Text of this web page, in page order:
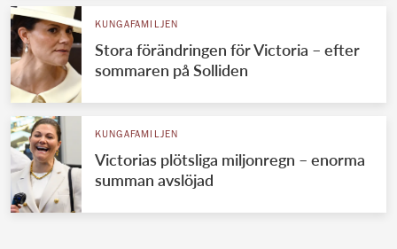
KUNGAFAMILJEN
Stora förändringen för Victoria – efter
sommaren på Solliden
KUNGAFAMILJEN
Victorias plötsliga miljonregn – enorma
summan avslöjad